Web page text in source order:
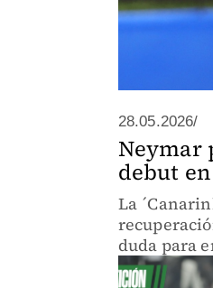
28.05.2026/
Neymar
debut
La
duda para